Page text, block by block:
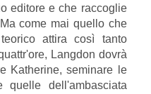
editore e che raccoglie
come mai quello che
attira così tanto
Langdon dovrà
Katherine, seminare le
dell'ambasciata